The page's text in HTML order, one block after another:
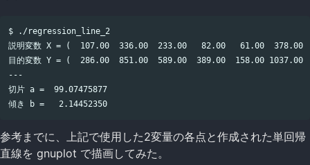
$ ./regression_line_2
説明変数 X = (  107.00  336.00  233.00   82.00   61.00  378.00
目的変数 Y = (  286.00  851.00  589.00  389.00  158.00
---
切片 a =  99.07475877
参考までに、上記で使用した2変量の各点と作成された単回帰
直線を gnuplot で描画してみた。